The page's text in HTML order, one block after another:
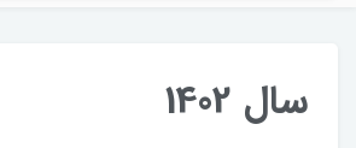
سال 1402